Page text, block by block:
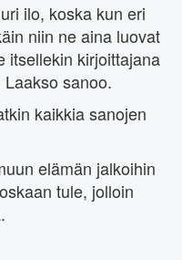
ilo, koska kun eri
niin ne aina luovat
itsellekin kirjoittajana
sanoo.
kaikkia sanojen
elämän jalkoihin
tule, jolloin